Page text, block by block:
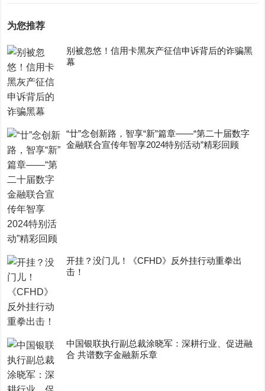
为您推荐
别被忽悠！信用卡黑灰产征信申诉背后的诈骗黑
幕
“廿”念创新路，智享“新”篇章——“第二十届数字
金融联合宣传年智享2024特别活动”精彩回顾
开挂？没门儿！《CFHD》反外挂行动重拳出
击！
中国银联执行副总裁涂晓军：深耕行业、促进融
合 共谱数字金融新乐章